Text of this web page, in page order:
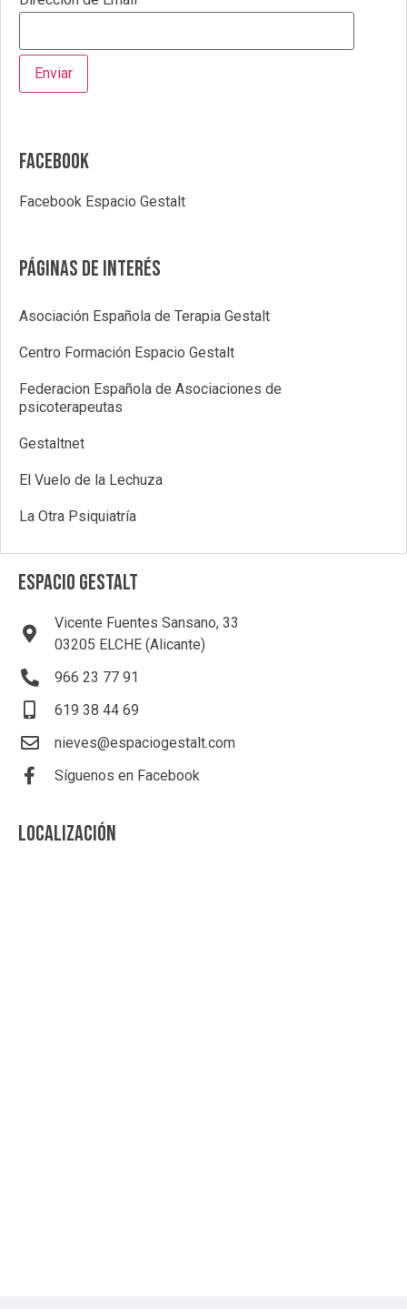
Facebook
Facebook Espacio Gestalt
Páginas de interés
Asociación Española de Terapia Gestalt
Centro Formación Espacio Gestalt
Federacion Española de Asociaciones de
psicoterapeutas
Gestaltnet
El Vuelo de la Lechuza
La Otra Psiquiatría
ESPACIO GESTALT
Vicente Fuentes Sansano, 33
03205 ELCHE (Alicante)
966 23 77 91
619 38 44 69
nieves@espaciogestalt.com
Síguenos en Facebook
LOCALIZACIÓN